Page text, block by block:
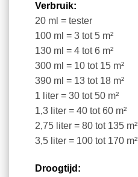
Verbruik:
20 ml = tester
100 ml = 3 tot 5 m²
130 ml = 4 tot 6 m²
300 ml = 10 tot 15 m²
390 ml = 13 tot 18 m²
1 liter = 30 tot 50 m²
1,3 liter = 40 tot 60 m²
2,75 liter = 80 tot 135 m²
3,5 liter = 100 tot 170 m²
Droogtijd: